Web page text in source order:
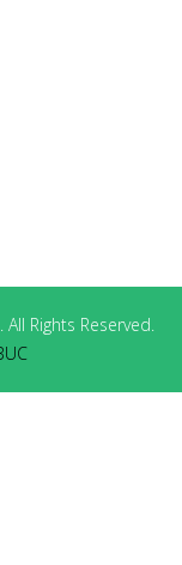
Rights Reserved.